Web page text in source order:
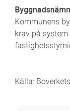
Kommunens
krav på
Källa: